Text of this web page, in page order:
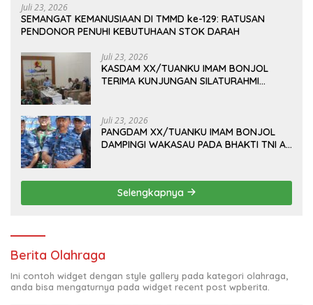
Juli 23, 2026
SEMANGAT KEMANUSIAAN DI TMMD ke-129: RATUSAN
PENDONOR PENUHI KEBUTUHAAN STOK DARAH
Juli 23, 2026
KASDAM XX/TUANKU IMAM BONJOL
TERIMA KUNJUNGAN SILATURAHMI
Juli 23, 2026
PANGDAM XX/TUANKU IMAM BONJOL
DAMPINGI WAKASAU PADA BHAKTI TNI AU
Selengkapnya
Berita Olahraga
Ini contoh widget dengan style gallery pada kategori olahraga,
anda bisa mengaturnya pada widget recent post wpberita.